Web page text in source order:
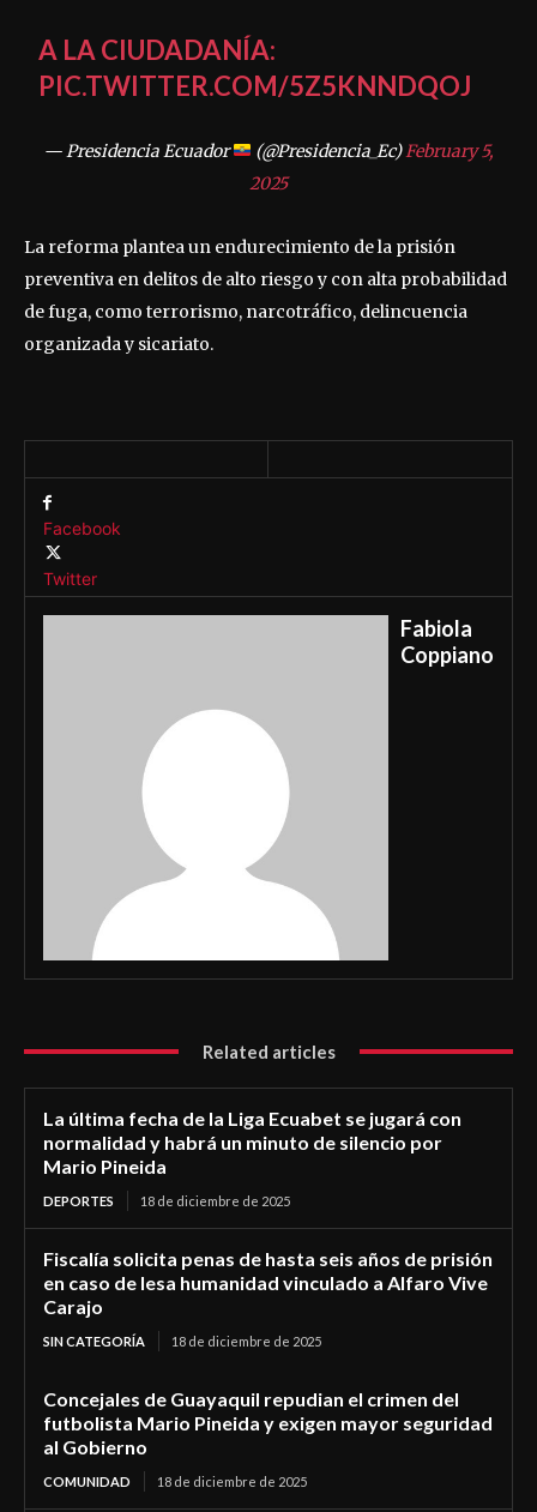
A LA CIUDADANÍA:
PIC.TWITTER.COM/5Z5KNNDQOJ
— Presidencia Ecuador (@Presidencia_Ec)February 5,
2025
La reforma plantea un endurecimiento de la prisión
preventiva en delitos de alto riesgo y con alta probabilidad
de fuga, como terrorismo, narcotráfico, delincuencia
organizada y sicariato.
Facebook
Twitter
Fabiola
Coppiano
Related articles
La última fecha de la Liga Ecuabet se jugará con
normalidad y habrá un minuto de silencio por
Mario Pineida
DEPORTES 18 de diciembre de 2025
Fiscalía solicita penas de hasta seis años de prisión
en caso de lesa humanidad vinculado a Alfaro Vive
Carajo
SIN CATEGORÍA 18 de diciembre de 2025
Concejales de Guayaquil repudian el crimen del
futbolista Mario Pineida y exigen mayor seguridad
al Gobierno
COMUNIDAD 18 de diciembre de 2025